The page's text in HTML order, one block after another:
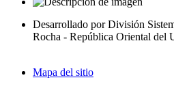
Desarrollado por División
Rocha - República Oriental del
Mapa del sitio